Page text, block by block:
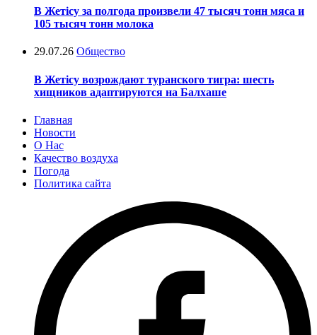
В Жетісу за полгода произвели 47 тысяч тонн мяса и
105 тысяч тонн молока
29.07.26 Общество
В Жетісу возрождают туранского тигра: шесть
хищников адаптируются на Балхаше
Главная
Новости
О Нас
Качество воздуха
Погода
Политика сайта